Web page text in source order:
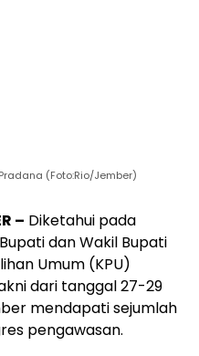
(Foto:Rio/Jember)
– Diketahui pada
dan Wakil Bupati
Umum (KPU)
dari tanggal 27-29
mendapati sejumlah
pengawasan.